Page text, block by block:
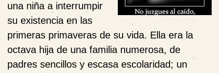
una niña a interrumpir
su existencia en las
primeras primaveras de su vida. Ella era la
octava hija de una familia numerosa, de
padres sencillos y escasa escolaridad; un